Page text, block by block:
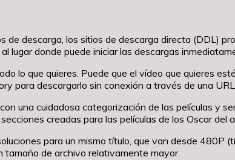
de descarga, los sitios de descarga directa (DDL)
lugar donde puede iniciar las descargas
lo que quieres. Puede que el vídeo que quieres
para descargarlo sin conexión a través de una
una cuidadosa categorización de las películas y
creadas para las películas de los Oscar
para un mismo título, que van desde
tamaño de archivo relativamente mayor.